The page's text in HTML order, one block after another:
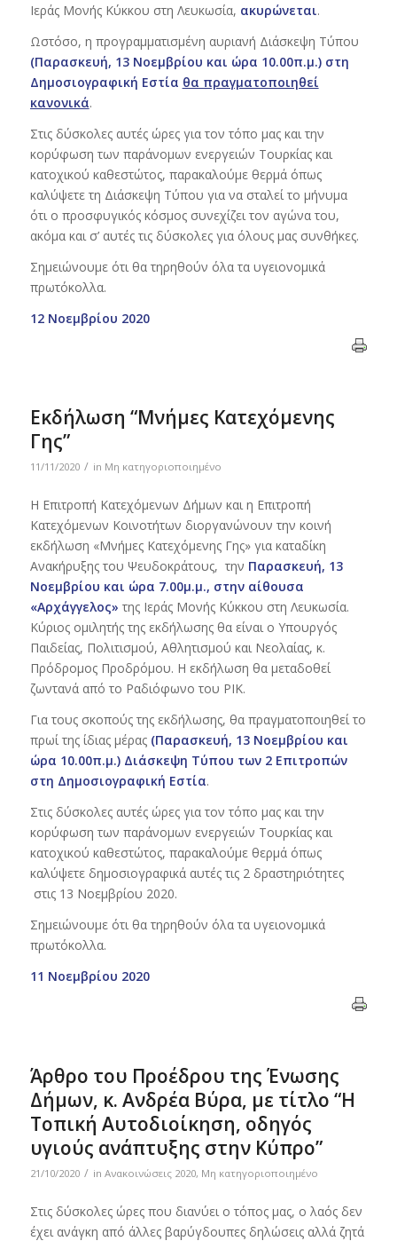
Ιεράς Μονής Κύκκου στη Λευκωσία, ακυρώνεται.
Ωστόσο, η προγραμματισμένη αυριανή Διάσκεψη Τύπου
(Παρασκευή, 13 Νοεμβρίου και ώρα 10.00π.μ.) στη
Δημοσιογραφική Εστία θα πραγματοποιηθεί
κανονικά.
Στις δύσκολες αυτές ώρες για τον τόπο μας και την
κορύφωση των παράνομων ενεργειών Τουρκίας και
κατοχικού καθεστώτος, παρακαλούμε θερμά όπως
καλύψετε τη Διάσκεψη Τύπου για να σταλεί το μήνυμα
ότι ο προσφυγικός κόσμος συνεχίζει τον αγώνα του,
ακόμα και σ’ αυτές τις δύσκολες για όλους μας συνθήκες.
Σημειώνουμε ότι θα τηρηθούν όλα τα υγειονομικά
πρωτόκολλα.
12 Νοεμβρίου 2020
Εκδήλωση “Μνήμες Κατεχόμενης
Γης”
11/11/2020 / in Μη κατηγοριοποιημένο
Η Επιτροπή Κατεχόμενων Δήμων και η Επιτροπή
Κατεχόμενων Κοινοτήτων διοργανώνουν την κοινή
εκδήλωση «Μνήμες Κατεχόμενης Γης» για καταδίκη
Ανακήρυξης του Ψευδοκράτους, την Παρασκευή, 13
Νοεμβρίου και ώρα 7.00μ.μ., στην αίθουσα
«Αρχάγγελος» της Ιεράς Μονής Κύκκου στη Λευκωσία.
Κύριος ομιλητής της εκδήλωσης θα είναι ο Υπουργός
Παιδείας, Πολιτισμού, Αθλητισμού και Νεολαίας, κ.
Πρόδρομος Προδρόμου. Η εκδήλωση θα μεταδοθεί
ζωντανά από το Ραδιόφωνο του ΡΙΚ.
Για τους σκοπούς της εκδήλωσης, θα πραγματοποιηθεί το
πρωί της ίδιας μέρας (Παρασκευή, 13 Νοεμβρίου και
ώρα 10.00π.μ.) Διάσκεψη Τύπου των 2 Επιτροπών
στη Δημοσιογραφική Εστία.
Στις δύσκολες αυτές ώρες για τον τόπο μας και την
κορύφωση των παράνομων ενεργειών Τουρκίας και
κατοχικού καθεστώτος, παρακαλούμε θερμά όπως
καλύψετε δημοσιογραφικά αυτές τις 2 δραστηριότητες
στις 13 Νοεμβρίου 2020.
Σημειώνουμε ότι θα τηρηθούν όλα τα υγειονομικά
πρωτόκολλα.
11 Νοεμβρίου 2020
Άρθρο του Προέδρου της Ένωσης
Δήμων, κ. Ανδρέα Βύρα, με τίτλο “Η
Τοπική Αυτοδιοίκηση, οδηγός
υγιούς ανάπτυξης στην Κύπρο”
21/10/2020 / in Ανακοινώσεις 2020, Μη κατηγοριοποιημένο
Στις δύσκολες ώρες που διανύει ο τόπος μας, ο λαός δεν
έχει ανάγκη από άλλες βαρύγδουπες δηλώσεις αλλά ζητά